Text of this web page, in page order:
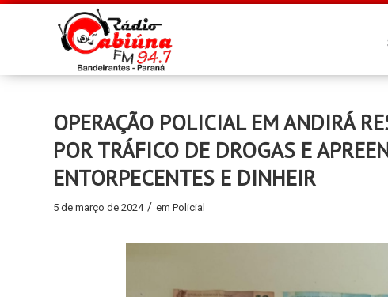
OPERAÇÃO POLICIAL EM ANDIRÁ
POR TRÁFICO DE DROGAS E
ENTORPECENTES E DINHEIR
5 de março de 2024 / em Policial